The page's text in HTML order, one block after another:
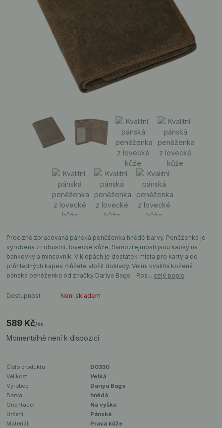
Precizně zpracovaná pánská peněženka hnědé barvy. Peněženka je
vyrobena z robustní, lovecké kůže. Samozřejmostí jsou kapsy na
bankovky a mincovník. V klopách je dostatek místa pro karty a do
průhledných kapes můžete vložit doklady. Velmi kvalitní kožená
pánská peněženka od značky Dariya Bags. Roz... celý popis
Dostupnost Není skladem
589 Kč/ks
Momentálně není k dispozici
Číslo produktu:
D0330
Velikost:
Velká
Výrobce:
Dariya Bags
Barva:
hnědá
Orientace:
Na výšku
Určení:
Pánské
Materiál:
Pravá kůže